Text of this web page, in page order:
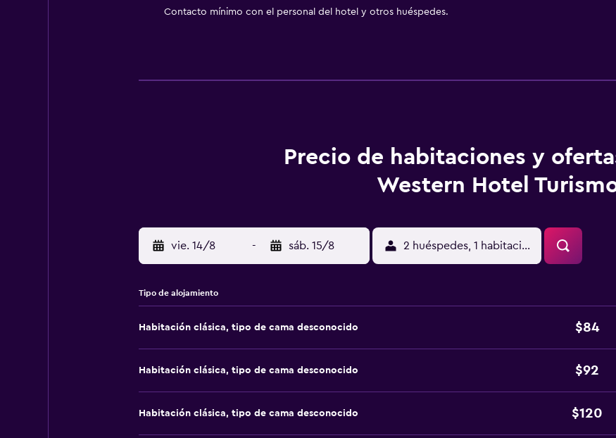
Contacto mínimo con el personal del hotel y otros huéspedes.
Precio de habitaciones y
Western Hotel
vie. 14/8 - sáb. 15/8 2 huéspedes, 1 habitación
Tipo de alojamiento
Habitación clásica, tipo de cama desconocido $84
Habitación clásica, tipo de cama desconocido $92
Habitación clásica, tipo de cama desconocido $120